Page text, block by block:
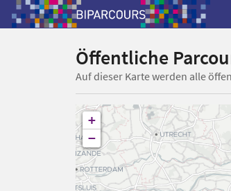
Öffentliche
Auf dieser Karte werden alle
+
−